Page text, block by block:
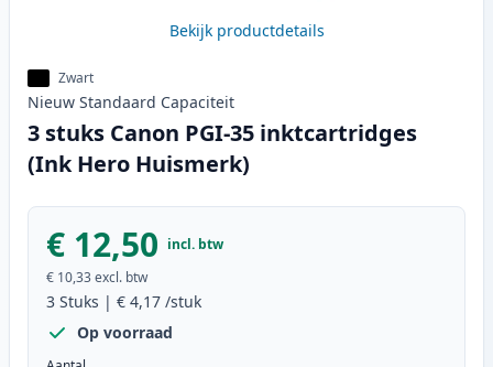
Bekijk productdetails
Zwart
Nieuw Standaard Capaciteit
3 stuks Canon PGI-35 inktcartridges
(Ink Hero Huismerk)
€ 12,50 incl. btw
€ 10,33excl. btw
3 Stuks | € 4,17 /stuk
Op voorraad